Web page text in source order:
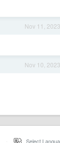
Nov 11, 2023
Nov 10, 2023
Select